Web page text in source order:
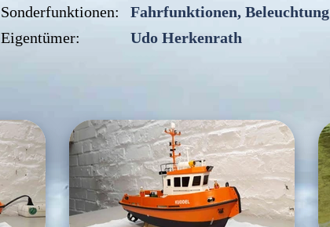
Sonderfunktionen:
Fahrfunktionen, Beleuchtung
Eigentümer:
Udo Herkenrath